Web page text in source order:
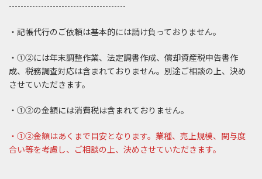
----------------------------------------
・記帳代行のご依頼は基本的には請け負っておりません。
・①②には年末調整作業、法定調書作成、償却資産税申告書作
成、税務調査対応は含まれておりません。別途ご相談の上、決め
させていただきます。
・①②の金額には消費税は含まれておりません。
・①②金額はあくまで目安となります。業種、売上規模、関与度
合い等を考慮し、ご相談の上、決めさせていただきます。